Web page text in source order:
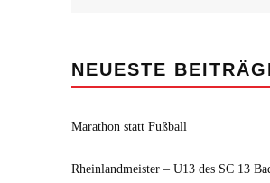
NEUESTE
Marathon statt Fußball
Rheinlandmeister – U13 des SC 13